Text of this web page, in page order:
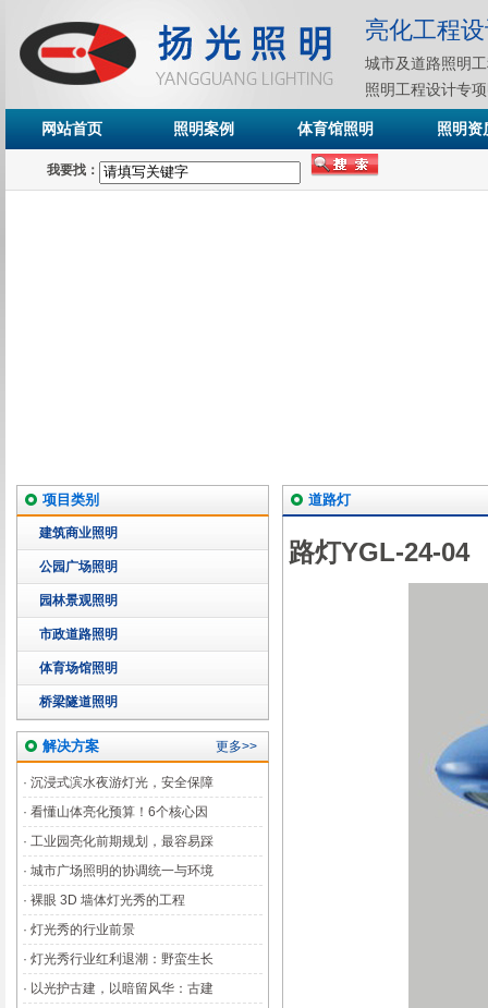
亮化工程
城市及道路照明
照明工程设计专
网站首页 照明案例 体育馆照明 照明资
我要找：
项目类别
建筑商业照明
公园广场照明
园林景观照明
市政道路照明
体育场馆照明
桥梁隧道照明
解决方案 更多>>
· 沉浸式滨水夜游灯光，安全保障
· 看懂山体亮化预算！6个核心因
· 工业园亮化前期规划，最容易踩
· 城市广场照明的协调统一与环境
· 裸眼 3D 墙体灯光秀的工程
· 灯光秀的行业前景
· 灯光秀行业红利退潮：野蛮生长
· 以光护古建，以暗留风华：古建
道路灯
路灯YGL-24-04